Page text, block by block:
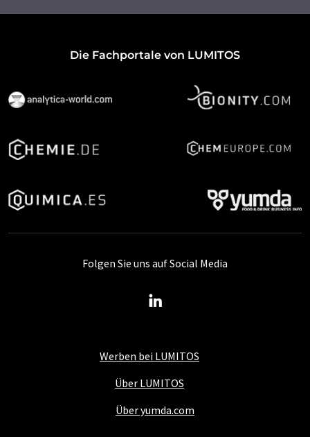
Die Fachportale von LUMITOS
Werben bei LUMITOS
Über LUMITOS
Über yumda.com
Folgen Sie uns auf Social Media